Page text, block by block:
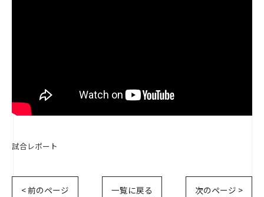
試合レポート
< 前のページ 一覧に戻る 次のページ >